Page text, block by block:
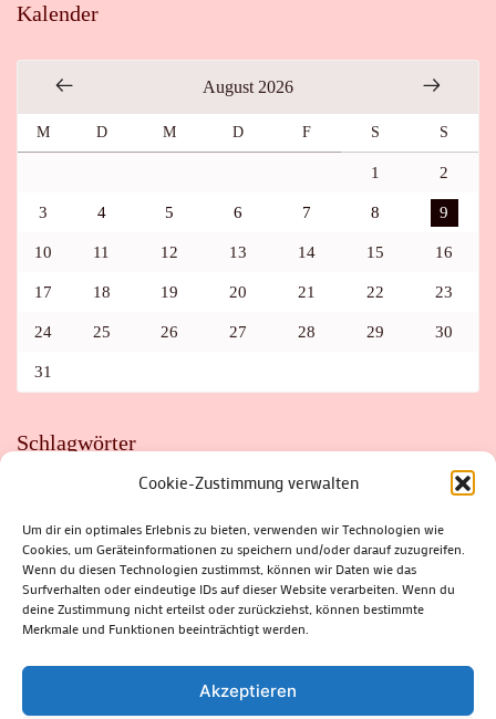
Cookie-Zustimmung verwalten
Um dir ein optimales Erlebnis zu bieten, verwenden wir Technologien wie
Cookies, um Geräteinformationen zu speichern und/oder darauf zuzugreifen.
Wenn du diesen Technologien zustimmst, können wir Daten wie das
Surfverhalten oder eindeutige IDs auf dieser Website verarbeiten. Wenn du
deine Zustimmung nicht erteilst oder zurückziehst, können bestimmte
Merkmale und Funktionen beeinträchtigt werden.
Akzeptieren
Kalender
August 2026
M D M D F S S
1 2
3 4 5 6 7 8 9
10 11 12 13 14 15 16
17 18 19 20 21 22 23
24 25 26 27 28 29 30
31
Schlagwörter
FAHRRAD
FLOHMARKT FOLK GEWINNSPIEL
HITZE
HITZEFALLE AUTO
IRISH DANCE JAZZ
KABARETT
KINDER
KIRMES KLASSIK
KLEINE SUHLER REIHE
KRIMI
KULTUR LESUNG LOTTO
MEININGEN
PARASITEN
PILZE SCHLEUSINGEN
SCHULWEG
SOMMERFERIEN
SPORT SRH
STADTFEST
STADTMARKETING
STRASSENSPERRUNG
SUHL
SUHLER FRÜHLING
SUHLER STADTMARKETING
THÜRINGER WALD
ZELLA-MEHLIS